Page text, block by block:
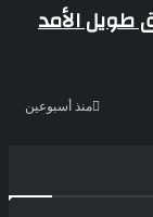
طويل الأمد
منذ أسبوعين